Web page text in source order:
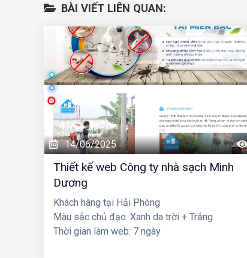
BÀI VIẾT LIÊN QUAN:
14/06/2025
Thiết kế web Công ty nhà sạch Minh
Dương
Khách hàng tại Hải Phòng
Màu sắc chủ đạo: Xanh da trời + Trắng
Thời gian làm web: 7 ngày